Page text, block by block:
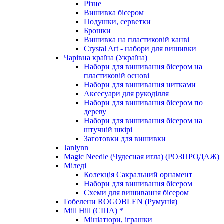
Різне
Вишивка бісером
Подушки, серветки
Брошки
Вишивка на пластиковій канві
Crystal Art - набори для вишивки
Чарівна країна (Україна)
Набори для вишивання бісером на
пластиковій основі
Набори для вишивання нитками
Аксесуари для рукоділля
Набори для вишивання бісером по
дереву
Набори для вишивання бісером на
штучній шкірі
Заготовки для вишивки
Janlynn
Magic Needle (Чудесная игла) (РОЗПРОДАЖ)
Міледі
Колекція Сакральний орнамент
Набори для вишивання бісером
Схеми для вишивання бісером
Гобелени ROGOBLEN (Румунія)
Mill Hill (США) *
Мініатюри, іграшки